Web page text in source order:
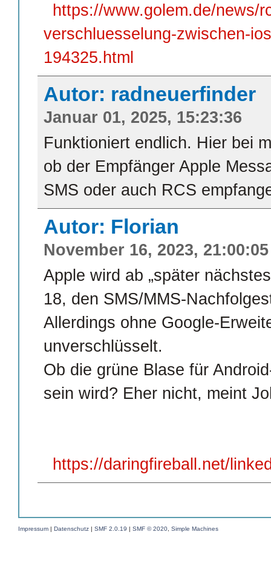
https://www.golem.de/news/
verschluesselung-zwischen-
194325.html
Autor: radneuerfinder
Januar 01, 2025, 15:23:36
Funktioniert endlich. Hier bei
ob der Empfänger Apple
SMS oder auch RCS
Autor: Florian
November 16, 2023, 21:00:05
Apple wird ab „später
18, den SMS/MMS-
Allerdings ohne Google-
unverschlüsselt.
Ob die grüne Blase für
sein wird? Eher nicht, meint
https://daringfireball.net/
Impressum | Datenschutz | SMF 2.0.19 | SMF © 2020 Simple Machines